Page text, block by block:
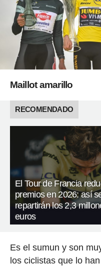
Maillot amarillo
RECOMENDADO
El Tour de Francia
premios en 2026: así
repartirán los 2,3
euros
Es el sumun y son
los ciclistas que lo